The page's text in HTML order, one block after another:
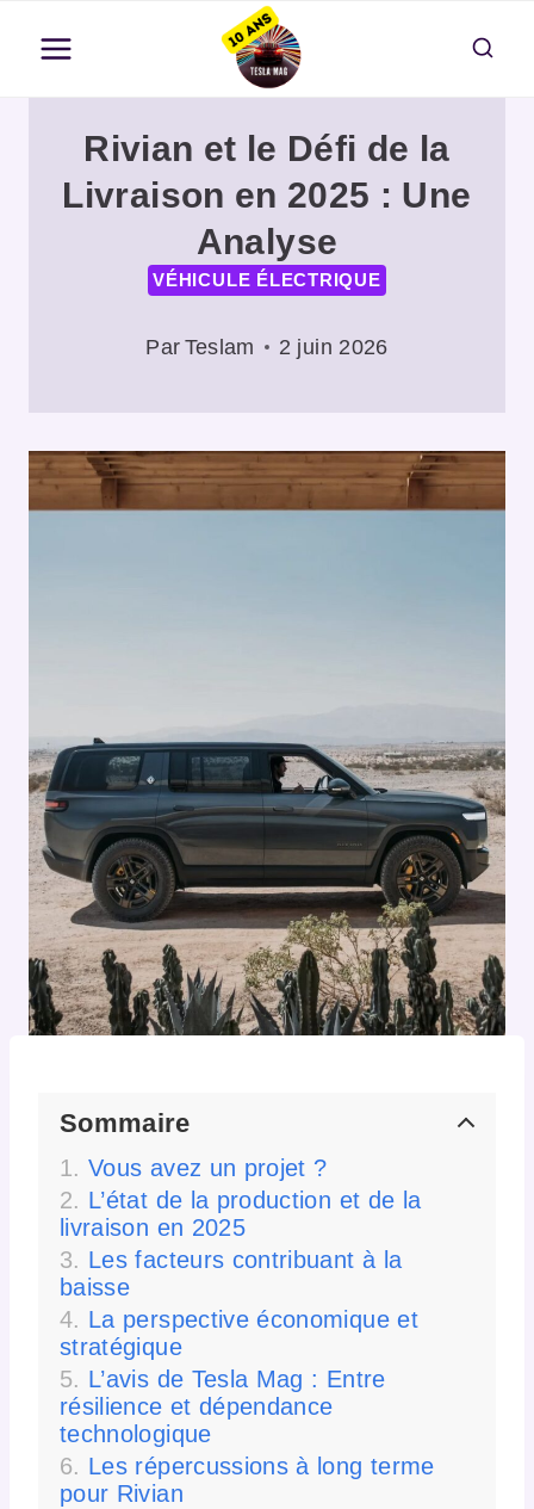
contenu
Rivian et le Défi de la
Livraison en 2025 : Une
Analyse
VÉHICULE ÉLECTRIQUE
Par Teslam 2 juin 2026
Sommaire
Vous avez un projet ?
L’état de la production et de la
livraison en 2025
Les facteurs contribuant à la
baisse
La perspective économique et
stratégique
L’avis de Tesla Mag : Entre
résilience et dépendance
technologique
Les répercussions à long terme
pour Rivian